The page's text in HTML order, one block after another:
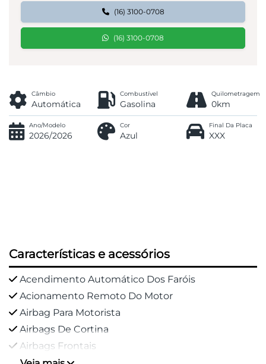
(16) 3100-0708
(16) 3100-0708
Câmbio
Automática
Combustível
Gasolina
Quilometragem
0km
Ano/Modelo
2026/2026
Cor
Azul
Final Da Placa
XXX
Características e acessórios
Acendimento Automático Dos Faróis
Acionamento Remoto Do Motor
Airbag Para Motorista
Airbags De Cortina
Airbags Frontais